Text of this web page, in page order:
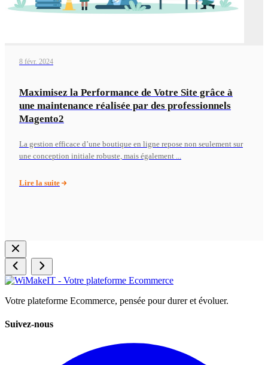
8 févr. 2024
Maximisez la Performance de Votre Site grâce à
une maintenance réalisée par des professionnels
Magento2
La gestion efficace d’une boutique en ligne repose non seulement sur
une conception initiale robuste, mais également ...
Lire la suite
Votre plateforme Ecommerce, pensée pour durer et évoluer.
Suivez-nous